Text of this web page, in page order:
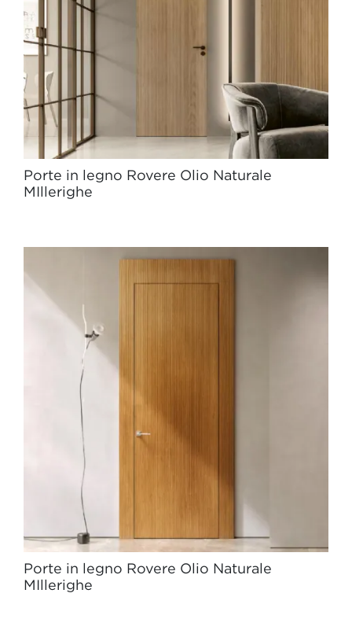
Porte in legno Rovere Olio Naturale
MIllerighe
Porte in legno Rovere Olio Naturale
MIllerighe